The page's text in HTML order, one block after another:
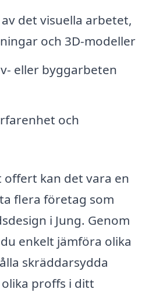
det visuella arbetet,
och 3D-modeller
eller byggarbeten
och
offert kan det vara en
flera företag som
i Jung. Genom
enkelt jämföra olika
skräddarsydda
proffs i ditt